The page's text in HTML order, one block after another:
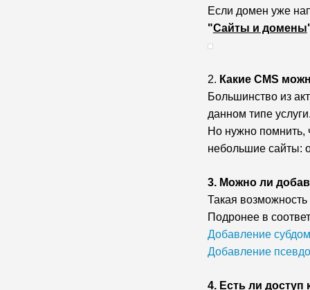
Если домен уже
"Сайты и домены
2. Какие CMS
Большинство из
данном типе
Но нужно помнить,
небольшие сайты:
3. Можно ли
Такая
Подронее в
Добавление
Добавление
4. Есть ли доступ